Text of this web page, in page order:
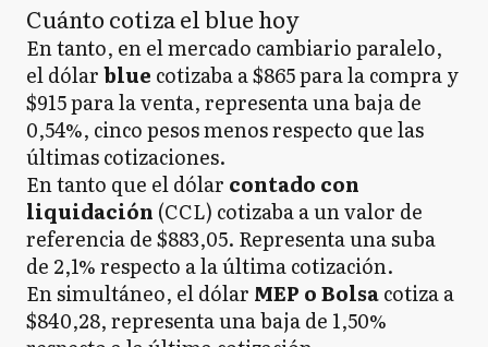
Cuánto cotiza el blue hoy
En tanto, en el mercado cambiario paralelo,
el dólarblue cotizaba a $865 para la compra y
$915 para la venta, representa una baja de
0,54%, cinco pesos menos respecto que las
últimas cotizaciones.
En tanto que el dólar contado con
liquidación (CCL) cotizaba a un valor de
referencia de $883,05. Representa una suba
de 2,1% respecto a la última cotización.
En simultáneo, el dólar MEP o Bolsacotiza a
$840,28, representa una baja de 1,50%